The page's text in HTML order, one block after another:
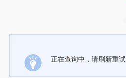
正在查询中，请刷新重试